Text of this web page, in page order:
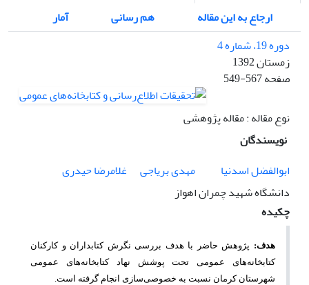
ارجاع به این مقاله
هم رسانی
آمار
دوره 19، شماره 4
زمستان 1392
صفحه549-567
نوع مقاله : مقاله پژوهشی
نویسندگان
ابوالفضل اسدنیا
مهدی بریاجی
غلامرضا حیدری
دانشگاه شهید چمران اهواز
چکیده
هدف: پژوهش حاضر با هدف بررسی نگرش کتابداران و کارکنان
کتابخانه‌های عمومی تحت پوشش نهاد کتابخانه‌های عمومی
شهرستان کرمان نسبت به خصوصی‌سازی انجام گرفته است.